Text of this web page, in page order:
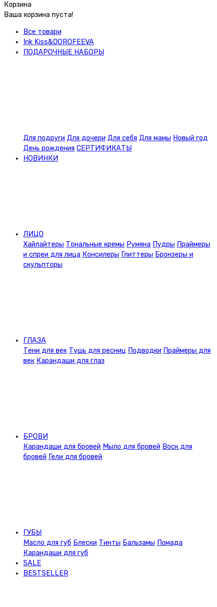
Корзина
Ваша корзина пуста!
Все товари
Ink Kiss&DOROFEEVA
ПОДАРОЧНЫЕ НАБОРЫ
Для подруги Для дочери Для себя Для мамы Новый год
День рождения СЕРТИФИКАТЫ
НОВИНКИ
ЛИЦО
Хайлайтеры Тональные кремы Румяна Пудры Праймеры
и спреи для лица Консилеры Глиттеры Бронзеры и
скульпторы
ГЛАЗА
Тени для век Тушь для ресниц Подводки Праймеры для
век Карандаши для глаз
БРОВИ
Карандаши для бровей Мыло для бровей Воск для
бровей Гели для бровей
ГУБЫ
Масло для губ Блески Тинты Бальзамы Помада
Карандаши для губ
SALE
BESTSELLER